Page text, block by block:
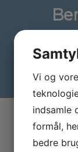
Vi og
indsamle
formål,
bedre